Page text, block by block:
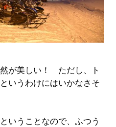
が美しい！ ただし、ト
いうわけにはいかなさそ
いうことなので、ふつう